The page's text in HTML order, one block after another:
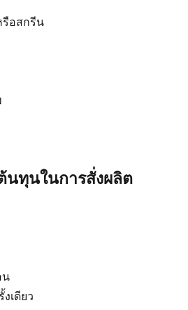
รือสกรีน
นทุนในการสั่งผลิต
น
เดียว